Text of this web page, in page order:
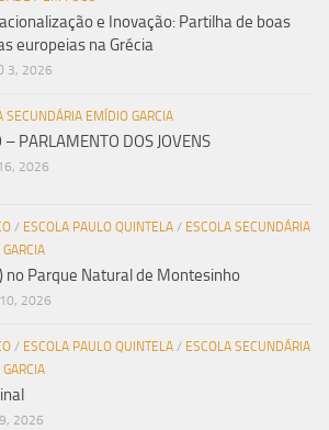
e Inovação: Partilha de boas
europeias na Grécia
3, 2026
SECUNDÁRIA EMÍDIO GARCIA
– PARLAMENTO DOS JOVENS
2026
/ ESCOLA PAULO QUINTELA / ESCOLA SECUNDÁRIA
no Parque Natural de Montesinho
10, 2026
/ ESCOLA PAULO QUINTELA / ESCOLA SECUNDÁRIA
9, 2026